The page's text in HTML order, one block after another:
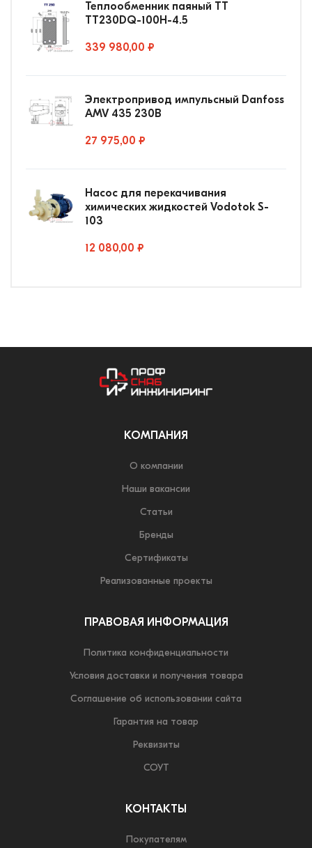
Теплообменник паяный ТТ
ТТ230DQ-100Н-4.5
339 980,00 ₽
Электропривод импульсный Danfoss
AMV 435 230В
27 975,00 ₽
Насос для перекачивания
химических жидкостей Vodotok S-
103
12 080,00 ₽
КОМПАНИЯ
О компании
Наши вакансии
Статьи
Бренды
Сертификаты
Реализованные проекты
ПРАВОВАЯ ИНФОРМАЦИЯ
Политика конфиденциальности
Условия доставки и получения товара
Соглашение об использовании сайта
Гарантия на товар
Реквизиты
СОУТ
КОНТАКТЫ
Покупателям